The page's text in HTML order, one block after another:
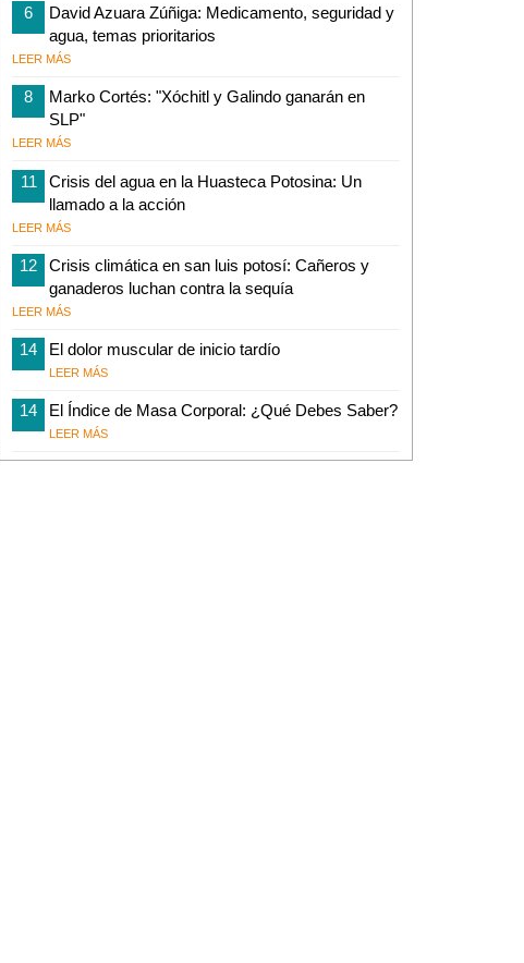
6
David Azuara Zúñiga: Medicamento, seguridad y
agua, temas prioritarios
LEER MÁS
8
Marko Cortés: "Xóchitl y Galindo ganarán en
SLP"
LEER MÁS
11
Crisis del agua en la Huasteca Potosina: Un
llamado a la acción
LEER MÁS
12
Crisis climática en san luis potosí: Cañeros y
ganaderos luchan contra la sequía
LEER MÁS
14 El dolor muscular de inicio tardío
LEER MÁS
14 El Índice de Masa Corporal: ¿Qué Debes Saber?
LEER MÁS